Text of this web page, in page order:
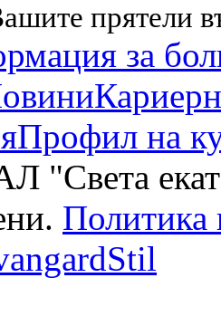
прятели
за
Профил на
"Света
Политика